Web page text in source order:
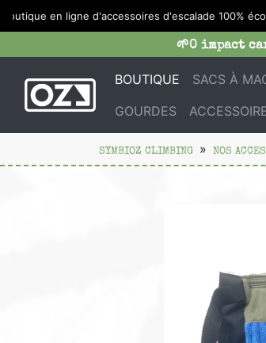
en ligne d'accessoires d'escalade 100% éco-
🌱0 impact
BOUTIQUE SACS À
GOURDES
SYMBIOZ CLIMBING NOS